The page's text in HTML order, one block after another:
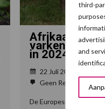
third-
and
Afrikaanse
varkenspest
in 2024
22 Juli 2026
Geen Reacties
De Europese Autoriteit